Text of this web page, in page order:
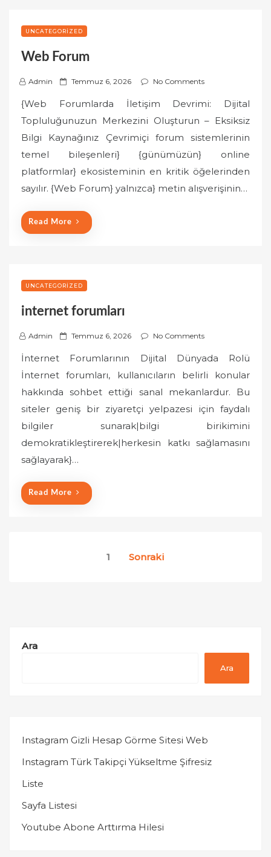
UNCATEGORIZED
Web Forum
Admin
P
s
t
e
d
o
Temmuz 6, 2026 No Comments
{Web Forumlarda İletişim Devrimi: Dijital
Topluluğunuzun Merkezini Oluşturun – Eksiksiz
Bilgi Kaynağınız Çevrimiçi forum sistemlerinin
temel bileşenleri} {günümüzün} online
platformlar} ekosisteminin en kritik öğelerinden
sayılır. {Web Forum} yalnızca} metin alışverişinin…
Read More
UNCATEGORIZED
internet forumları
Admin
P
t
d
Temmuz 6, 2026 No Comments
İnternet Forumlarının Dijital Dünyada Rolü
İnternet forumları, kullanıcıların belirli konular
hakkında sohbet ettiği sanal mekanlardur. Bu
siteler geniş bir ziyaretçi yelpazesi için faydalı
bilgiler sunarak|bilgi birikimini
demokratikleştirerek|herkesin katkı sağlamasını
sağlayarak}…
Read More
1 Sonraki
Ara
Ara
Instagram Gizli Hesap Görme Sitesi Web
Instagram Türk Takipçi Yükseltme Şifresiz
Liste
Sayfa Listesi
Youtube Abone Arttırma Hilesi